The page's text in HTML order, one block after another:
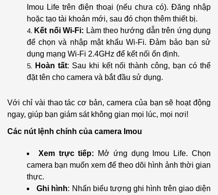
Imou Life trên điện thoại (nếu chưa có). Đăng nhập
hoặc tạo tài khoản mới, sau đó chọn thêm thiết bị.
Kết nối Wi-Fi: Làm theo hướng dẫn trên ứng dụng
để chọn và nhập mật khẩu Wi-Fi. Đảm bảo bạn sử
dụng mạng Wi-Fi 2.4GHz để kết nối ổn định.
Hoàn tất: Sau khi kết nối thành công, bạn có thể
đặt tên cho camera và bắt đầu sử dụng.
Với chỉ vài thao tác cơ bản, camera của bạn sẽ hoạt động
ngay, giúp bạn giám sát không gian mọi lúc, mọi nơi!
Các nút lệnh chính của camera Imou
Xem trực tiếp: Mở ứng dụng Imou Life. Chọn
camera bạn muốn xem để theo dõi hình ảnh thời gian
thực.
Ghi hình: Nhấn biểu tượng ghi hình trên giao diện